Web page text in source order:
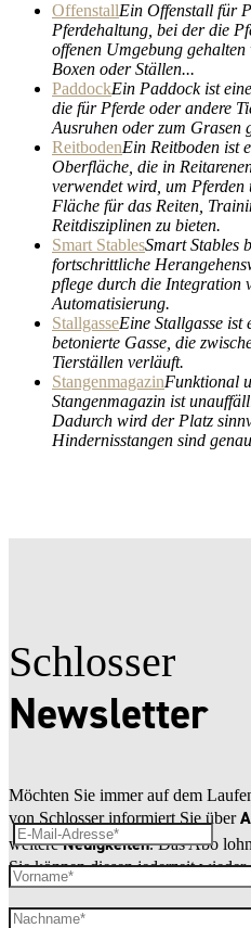
OffenstallEin Offenstall für
Pferdehaltung, bei der die
offenen Umgebung gehalten
Boxen oder Ställen...
PaddockEin Paddock ist
die für Pferde oder andere
Ausruhen oder zum Grasen
ReitbodenEin Reitboden ist
Oberfläche, die in
verwendet wird, um Pferden
Fläche für das Reiten,
Reitdisziplinen zu bieten.
Smart StablesSmart Stables
fortschrittliche
pflege durch die Integration
Automatisierung.
StallgasseEine Stallgasse ist
betonierte Gasse, die
Tierställen verläuft.
StangenmagazinFunktional
Stangenmagazin ist
Dadurch wird der Platz
Hindernisstangen sind
Schlosser
Newsletter
Möchten Sie immer auf dem
von Schlosser informiert Sie über
weitereNeuigkeiten. Das Abo
Sie können diesen jederzeit wieder